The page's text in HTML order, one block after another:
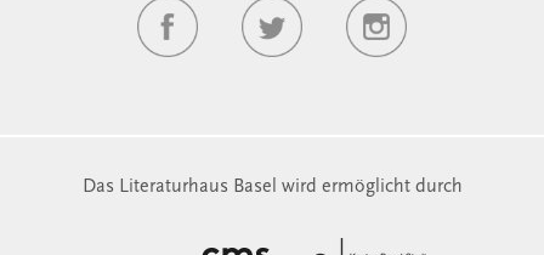
Das Literaturhaus Basel wird ermöglicht durch